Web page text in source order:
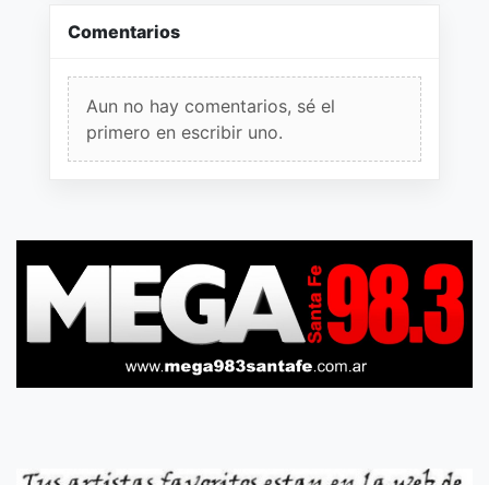
Comentarios
Aun no hay comentarios, sé el
primero en escribir uno.